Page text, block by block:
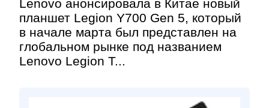
Lenovo анонсировала в Китае новый
планшет Legion Y700 Gen 5, который
в начале марта был представлен на
глобальном рынке под названием
Lenovo Legion T...